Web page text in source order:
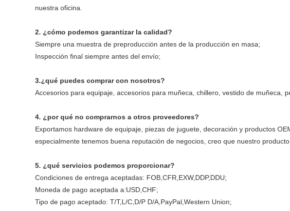
nuestra oficina.
2. ¿cómo podemos garantizar la calidad?
Siempre una muestra de preproducción antes de la producción en masa;
Inspección final siempre antes del envío;
3.¿qué puedes comprar con nosotros?
Accesorios para equipaje, accesorios para muñeca, chillero, vestido de muñeca,
4. ¿por qué no comprarnos a otros proveedores?
Exportamos hardware de equipaje, piezas de juguete, decoración y productos
especialmente tenemos buena reputación de negocios, creo que nuestro
5. ¿qué servicios podemos proporcionar?
Condiciones de entrega aceptadas: FOB,CFR,EXW,DDP,DDU;
Moneda de pago aceptada a:USD,CHF;
Tipo de pago aceptado: T/T,L/C,D/P D/A,PayPal,Western Union;